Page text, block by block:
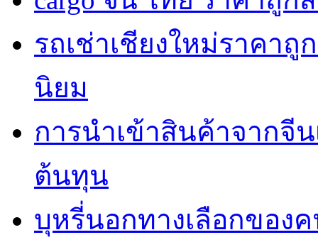
รถเช่าเชียงใหม่ราคา
นิยม
การนำเข้าสินค้าจากจี
ต้นทุน
บุหรี่นอกทางเลือกของ